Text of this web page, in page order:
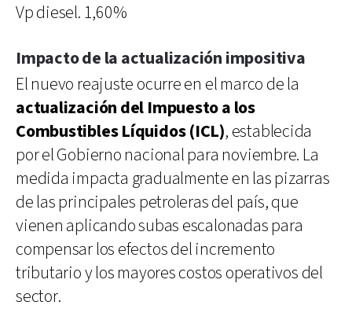
Vp diesel. 1,60%
Impacto de la actualización impositiva
El nuevo reajuste ocurre en el marco de la
actualización del Impuesto a los
Combustibles Líquidos (ICL), establecida
por el Gobierno nacional para noviembre. La
medida impacta gradualmente en las pizarras
de las principales petroleras del país, que
vienen aplicando subas escalonadas para
compensar los efectos del incremento
tributario y los mayores costos operativos del
sector.